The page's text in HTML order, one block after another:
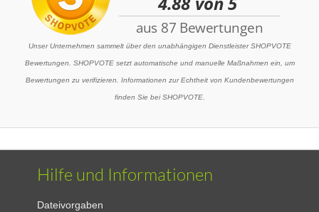
Unser Unternehmen sammelt über den unabhängigen Dienstleister SHOPVOTE
Bewertungen. SHOPVOTE setzt automatische und manuelle Maßnahmen ein, um
Bewertungen zu verifizieren. Informationen zur Echtheit von Kundenbewertungen
finden Sie bei SHOPVOTE.
Hilfe und Informationen
Dateivorgaben